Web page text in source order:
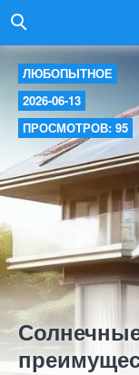
ЛЮБОПЫТНОЕ
2026-06-13
ПРОСМОТРОВ: 95